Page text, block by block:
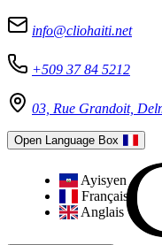
info@cliohaiti.net
+509 37 84 5212
03, Rue Grandoit,
Open Language Box
Ayisyen
Français
Anglais